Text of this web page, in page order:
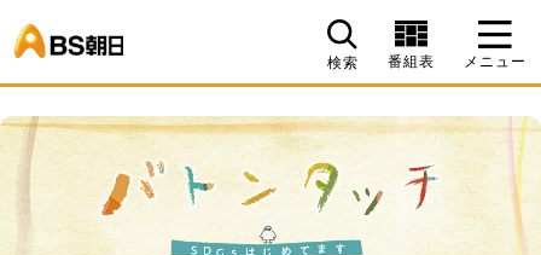
検索 番組表 メニュー